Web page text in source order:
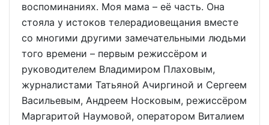
воспоминаниях. Моя мама – её часть. Она
стояла у истоков телерадиовещания вместе
со многими другими замечательными людьми
того времени – первым режиссёром и
руководителем Владимиром Плаховым,
журналистами Татьяной Ачиргиной и Сергеем
Васильевым, Андреем Носковым, режиссёром
Маргаритой Наумовой, оператором Виталием